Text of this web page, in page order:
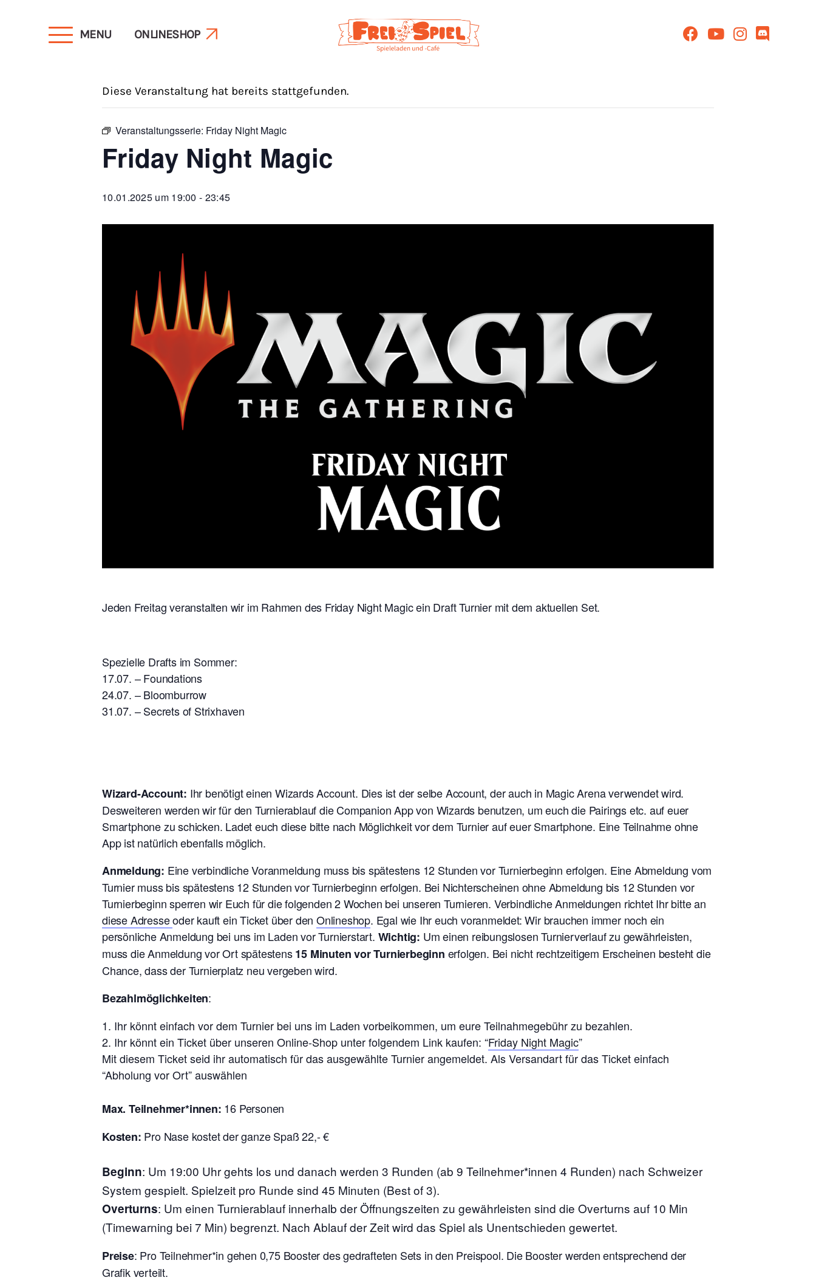
MENU
ONLINESHOP
Diese Veranstaltung hat bereits stattgefunden.
Veranstaltungsserie: Friday Night Magic
Friday Night Magic
10.01.2025 um 19:00 - 23:45
Jeden Freitag veranstalten wir im Rahmen des Friday Night Magic ein Draft Turnier mit dem aktuellen Set.
Spezielle Drafts im Sommer:
17.07. – Foundations
24.07. – Bloomburrow
31.07. – Secrets of Strixhaven
Wizard-Account: Ihr benötigt einen Wizards Account. Dies ist der selbe Account, der auch in Magic Arena verwendet wird.
Desweiteren werden wir für den Turnierablauf die Companion App von Wizards benutzen, um euch die Pairings etc. auf euer
Smartphone zu schicken. Ladet euch diese bitte nach Möglichkeit vor dem Turnier auf euer Smartphone. Eine Teilnahme ohne
App ist natürlich ebenfalls möglich.
Anmeldung: Eine verbindliche Voranmeldung muss bis spätestens 12 Stunden vor Turnierbeginn erfolgen. Eine Abmeldung vom
Turnier muss bis spätestens 12 Stunden vor Turnierbeginn erfolgen. Bei Nichterscheinen ohne Abmeldung bis 12 Stunden vor
Turnierbeginn sperren wir Euch für die folgenden 2 Wochen bei unseren Turnieren. Verbindliche Anmeldungen richtet Ihr bitte an
diese Adresseoder kauft ein Ticket über denOnlineshop. Egal wie Ihr euch voranmeldet: Wir brauchen immer noch ein
persönliche Anmeldung bei uns im Laden vor Turnierstart. Wichtig: Um einen reibungslosen Turnierverlauf zu gewährleisten,
muss die Anmeldung vor Ort spätestens15 Minuten vor Turnierbeginn erfolgen. Bei nicht rechtzeitigem Erscheinen besteht die
Chance, dass der Turnierplatz neu vergeben wird.
Bezahlmöglichkeiten:
Ihr könnt einfach vor dem Turnier bei uns im Laden vorbeikommen, um eure Teilnahmegebühr zu bezahlen.
Ihr könnt ein Ticket über unseren Online-Shop unter folgendem Link kaufen: “Friday Night Magic”
Mit diesem Ticket seid ihr automatisch für das ausgewählte Turnier angemeldet. Als Versandart für das Ticket einfach
“Abholung vor Ort” auswählen
Max. Teilnehmer*innen: 16 Personen
Kosten: Pro Nase kostet der ganze Spaß 22,- €
Beginn: Um 19:00 Uhr gehts los und danach werden 3 Runden (ab 9 Teilnehmer*innen 4 Runden) nach Schweizer
System gespielt. Spielzeit pro Runde sind 45 Minuten (Best of 3).
Overturns: Um einen Turnierablauf innerhalb der Öffnungszeiten zu gewährleisten sind die Overturns auf 10 Min
(Timewarning bei 7 Min) begrenzt. Nach Ablauf der Zeit wird das Spiel als Unentschieden gewertet.
Preise: Pro Teilnehmer*in gehen 0,75 Booster des gedrafteten Sets in den Preispool. Die Booster werden entsprechend der
Grafik verteilt.